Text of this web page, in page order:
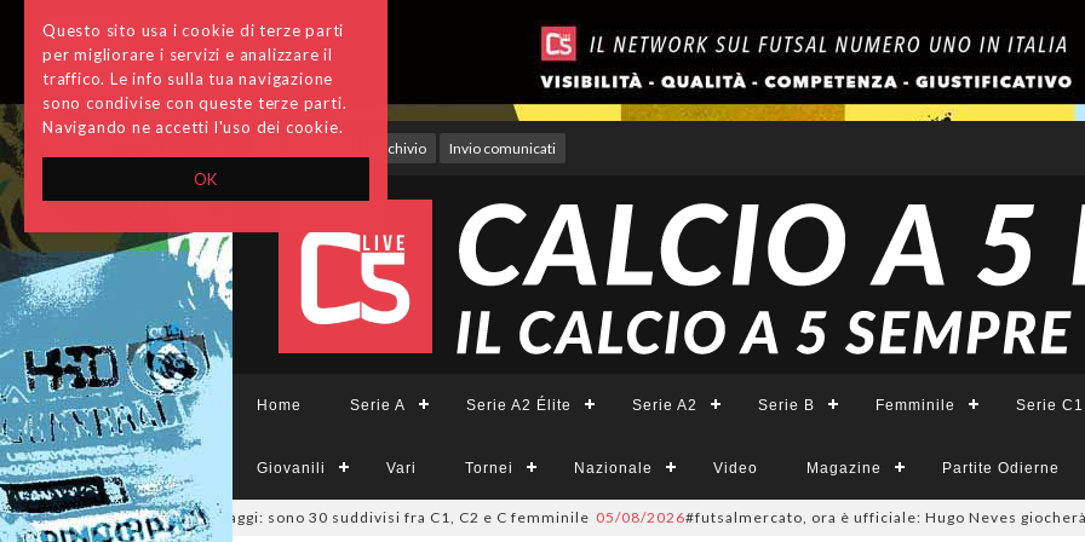
OK
Questo sito usa i cookie di terze parti
per migliorare i servizi e analizzare il
traffico. Le info sulla tua navigazione
sono condivise con queste terze parti.
Navigando ne accetti l'uso dei cookie.
Archivio Invio comunicati
Home Serie A Serie A2 Élite Serie A2 Serie B Femminile Serie C1
Giovanili Vari Tornei Nazionale Video Magazine Partite Odierne
deliberati i ripescaggi: sono 30 suddivisi fra C1, C2 e C femminile 05/08/2026#futsalmercato, ora è ufficiale: Hugo Neves giocherà nel